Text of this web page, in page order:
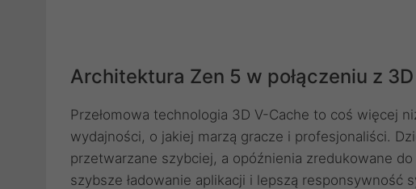
Architektura Zen 5 w połączeniu z
Przełomowa technologia 3D V-Cache to coś więcej
wydajności, o jakiej marzą gracze i profesjonaliści.
przetwarzane szybciej, a opóźnienia zredukowane
szybsze ładowanie aplikacji i lepszą responsywność